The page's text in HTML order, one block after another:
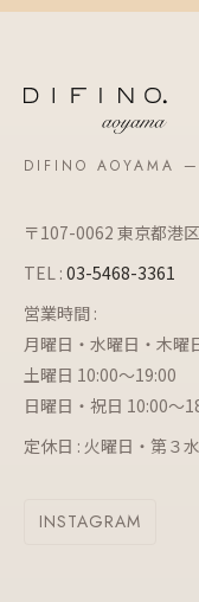
DIFINO AOYAMA
〒107-0062 東京都港
TEL : 03-5468-3361
営業時間 :
月曜日・水曜日・木曜
土曜日 10:00～19:00
日曜日・祝日 10:00～
定休日 : 火曜日・第３
INSTAGRAM